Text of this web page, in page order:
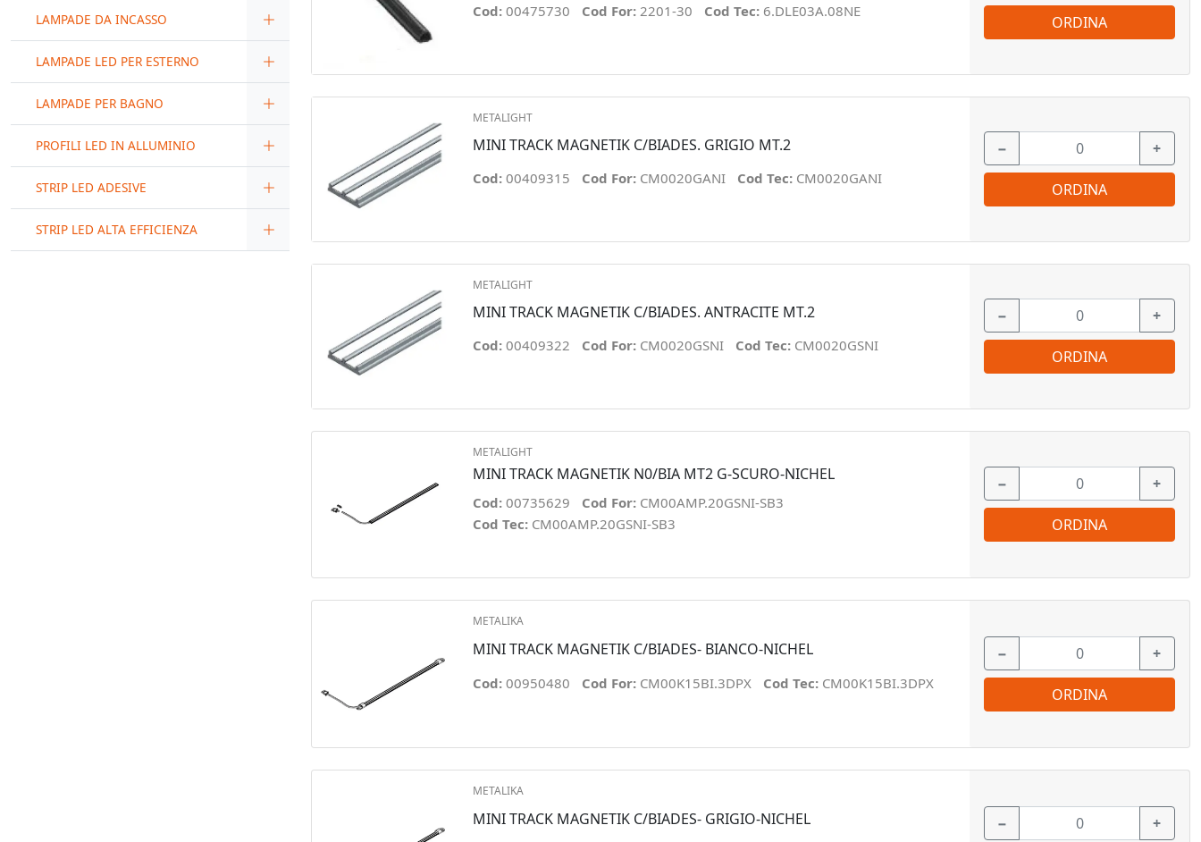
LAMPADE DA INCASSO
LAMPADE LED PER ESTERNO
LAMPADE PER BAGNO
PROFILI LED IN ALLUMINIO
STRIP LED ADESIVE
STRIP LED ALTA EFFICIENZA
Cod: 00475730 Cod For: 2201-30 Cod Tec: 6.DLE03A.08NE
ORDINA
METALIGHT
MINI TRACK MAGNETIK C/BIADES. GRIGIO MT.2
Cod: 00409315 Cod For: CM0020GANI Cod Tec: CM0020GANI
− +
ORDINA
METALIGHT
MINI TRACK MAGNETIK C/BIADES. ANTRACITE MT.2
Cod: 00409322 Cod For: CM0020GSNI Cod Tec: CM0020GSNI
− +
ORDINA
METALIGHT
MINI TRACK MAGNETIK N0/BIA MT2 G-SCURO-NICHEL
Cod: 00735629 Cod For: CM00AMP.20GSNI-SB3
Cod Tec: CM00AMP.20GSNI-SB3
− +
ORDINA
METALIKA
MINI TRACK MAGNETIK C/BIADES- BIANCO-NICHEL
Cod: 00950480 Cod For: CM00K15BI.3DPX Cod Tec: CM00K15BI.3DPX
− +
ORDINA
METALIKA
MINI TRACK MAGNETIK C/BIADES- GRIGIO-NICHEL − +